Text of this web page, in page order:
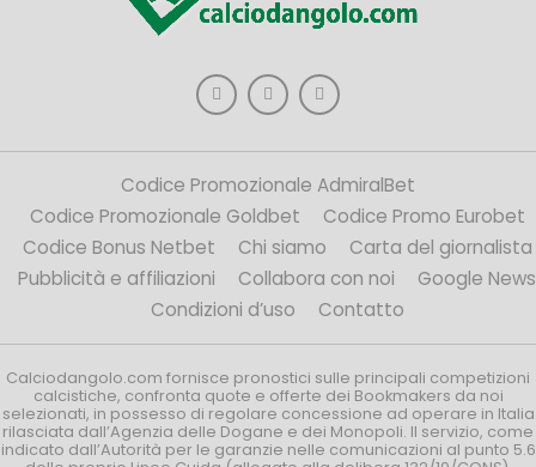
Codice Promozionale AdmiralBet
Codice Promozionale Goldbet
Codice Promo Eurobet
Codice Bonus Netbet
Chi siamo
Carta del giornalista
Pubblicità e affiliazioni
Collabora con noi
Google News
Condizioni d’uso
Contatto
Calciodangolo.com fornisce pronostici sulle principali competizioni
calcistiche, confronta quote e offerte dei Bookmakers da noi
selezionati, in possesso di regolare concessione ad operare in Italia
rilasciata dall’Agenzia delle Dogane e dei Monopoli. Il servizio, come
indicato dall’Autorità per le garanzie nelle comunicazioni al punto 5.6